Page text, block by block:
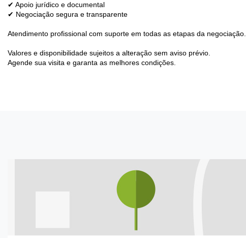
✔ Apoio jurídico e documental
✔ Negociação segura e transparente
Atendimento profissional com suporte em todas as etapas da negociação.
Valores e disponibilidade sujeitos a alteração sem aviso prévio.
Agende sua visita e garanta as melhores condições.